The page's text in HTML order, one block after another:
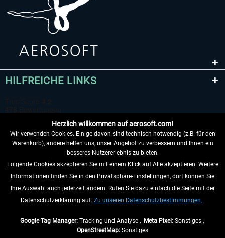
HILFREICHE LINKS
VERTRAG WIDERRUFEN
INFORMATIONEN
Herzlich willkommen auf aerosoft.com!
Wir verwenden Cookies. Einige davon sind technisch notwendig (z.B. für den
Warenkorb), andere helfen uns, unser Angebot zu verbessern und Ihnen ein
besseres Nutzererlebnis zu bieten.
Folgende Cookies akzeptieren Sie mit einem Klick auf Alle akzeptieren. Weitere
Informationen finden Sie in den Privatsphäre-Einstellungen, dort können Sie
Ihre Auswahl auch jederzeit ändern. Rufen Sie dazu einfach die Seite mit der
Datenschutzerklärung auf. Zu unseren Datenschutzbestimmungen.
Google Tag Manager:Tracking und Analyse , Meta Pixel:Sonstiges ,
OpenStreetMap: Sonstiges